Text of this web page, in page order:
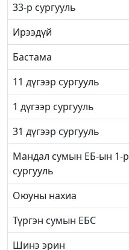
33-р сургууль
Ирээдүй
Бастама
11 дүгээр сургууль
1 дүгээр сургууль
31 дүгээр сургууль
Мандал сумын ЕБ-ын 1-р
сургууль
Оюуны нахиа
Түргэн сумын ЕБС
Шинэ эрин